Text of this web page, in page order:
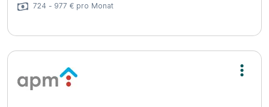
724 - 977 € pro Monat